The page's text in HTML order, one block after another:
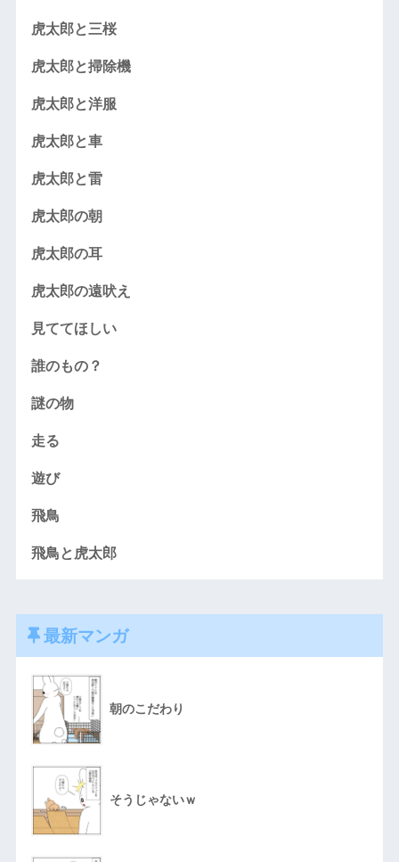
虎太郎と三桜
虎太郎と掃除機
虎太郎と洋服
虎太郎と車
虎太郎と雷
虎太郎の朝
虎太郎の耳
虎太郎の遠吠え
見ててほしい
誰のもの？
謎の物
走る
遊び
飛鳥
飛鳥と虎太郎
最新マンガ
朝のこだわり
そうじゃないｗ